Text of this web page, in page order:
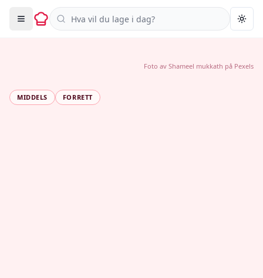
Søk i oppskrifter
MIDDELS FORRETT
Foto av Shameel mukkath på Pexels